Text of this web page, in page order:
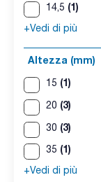
14,5 (1)
+Vedi di più
Altezza (mm)
15 (1)
20 (3)
30 (3)
35 (1)
+Vedi di più